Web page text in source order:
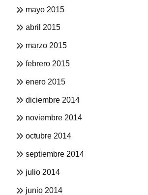
mayo 2015
abril 2015
marzo 2015
febrero 2015
enero 2015
diciembre 2014
noviembre 2014
octubre 2014
septiembre 2014
julio 2014
junio 2014